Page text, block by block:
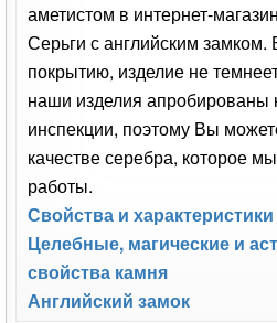
аметистом в интернет-
Серьги с английским
покрытию, изделие не
наши изделия
инспекции, поэтому Вы
качестве серебра, которое
работы.
Свойства и
Целебные, магические и
свойства камня
Английский замок